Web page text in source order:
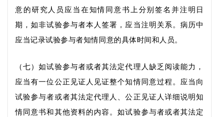
意的研究人员 应当在知情同意书上分别签名并注明日
期，如非试验参与者本人签署，应当注明关系。病历中
应当记录试验参与者知情同意的具体时间和人员。
（七）如试验参与者或者其法定代理人缺乏阅读能力，
应当有一位公正见证人见证整个知情同意过程。应当向
试验参与者或者其法定代理人、公正见证人详细说明知
情同意书和其他资料的内容。如试验参与者或者其法定